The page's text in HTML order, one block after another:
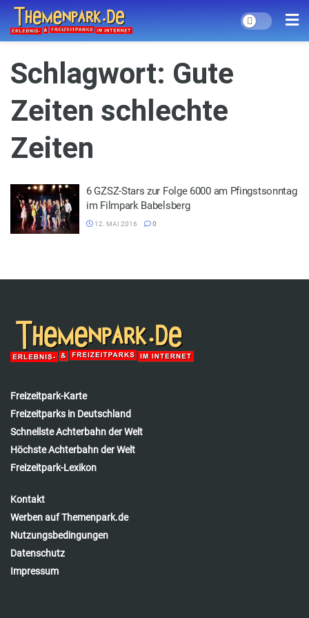
Schlagwort: Gute
Zeiten schlechte
Zeiten
6 GZSZ-Stars zur Folge 6000 am Pfingstsonntag
im Filmpark Babelsberg
12. MAI 2016 0
Freizeitpark-Karte
Freizeitparks in Deutschland
Schnellste Achterbahn der Welt
Höchste Achterbahn der Welt
Freizeitpark-Lexikon
Kontakt
Werben auf Themenpark.de
Nutzungsbedingungen
Datenschutz
Impressum